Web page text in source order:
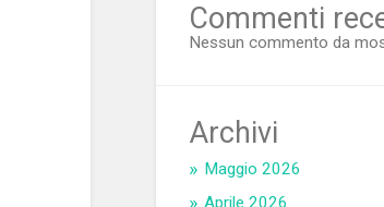
Commenti
Nessun commento da
Archivi
Maggio 2026
Aprile 2026